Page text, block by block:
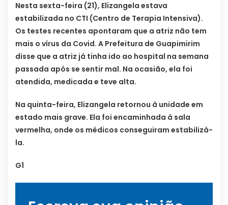
Nesta sexta-feira (21), Elizangela estava
estabilizada no CTI (Centro de Terapia Intensiva).
Os testes recentes apontaram que a atriz não tem
mais o vírus da Covid. A Prefeitura de Guapimirim
disse que a atriz já tinha ido ao hospital na semana
passada após se sentir mal. Na ocasião, ela foi
atendida, medicada e teve alta.
Na quinta-feira, Elizangela retornou à unidade em
estado mais grave. Ela foi encaminhada à sala
vermelha, onde os médicos conseguiram estabilizá-
la.
G1